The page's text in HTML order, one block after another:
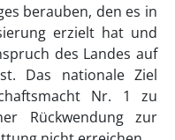
berauben, den es in
erzielt hat und
des Landes auf
Das nationale Ziel
Nr. 1 zu
Rückwendung zur